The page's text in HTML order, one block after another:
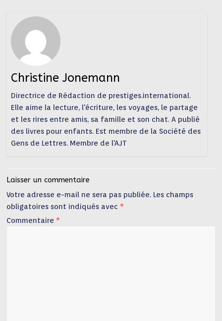
Christine Jonemann
Directrice de Rédaction de prestiges.international.
Elle aime la lecture, l'écriture, les voyages, le partage
et les rires entre amis, sa famille et son chat. A publié
des livres pour enfants. Est membre de la Société des
Gens de Lettres. Membre de l'AJT
Laisser un commentaire
Votre adresse e-mail ne sera pas publiée. Les champs
obligatoires sont indiqués avec *
Commentaire *